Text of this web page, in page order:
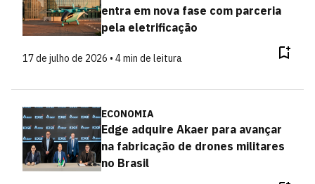
entra em nova fase com parceria
pela eletrificação
17 de julho de 2026 • 4 min de leitura
ECONOMIA
Edge adquire Akaer para avançar
na fabricação de drones militares
no Brasil